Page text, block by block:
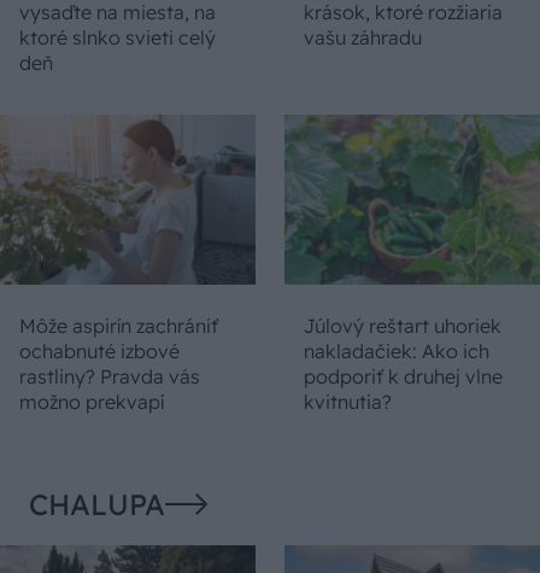
vysaďte na miesta, na
ktoré slnko svieti celý
deň
krások, ktoré rozžiaria
vašu záhradu
Môže aspirín zachrániť
ochabnuté izbové
rastliny? Pravda vás
možno prekvapí
Júlový reštart uhoriek
nakladačiek: Ako ich
podporiť k druhej vlne
kvitnutia?
CHALUPA